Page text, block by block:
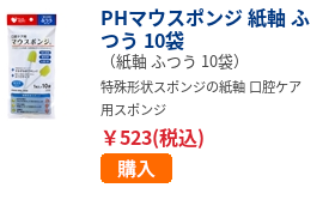
PHマウスポンジ 紙軸 ふ
つう 10袋
（紙軸 ふつう 10袋）
特殊形状スポンジの紙軸 口腔ケア
用スポンジ
￥523(税込)